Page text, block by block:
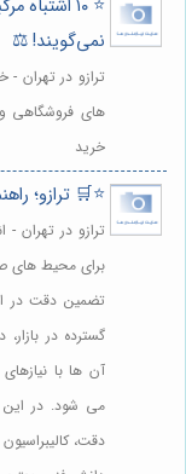
⭐️ ۱۰
نمی‌گویند! ⚖️
ترازو در تهران
های فروشگاهی
خرید
⭐️🛒 ترازو؛
ترازو در تهران
برای محیط های
تضمین دقت در
گسترده در
آن ها با
می شود. در این
دقت،